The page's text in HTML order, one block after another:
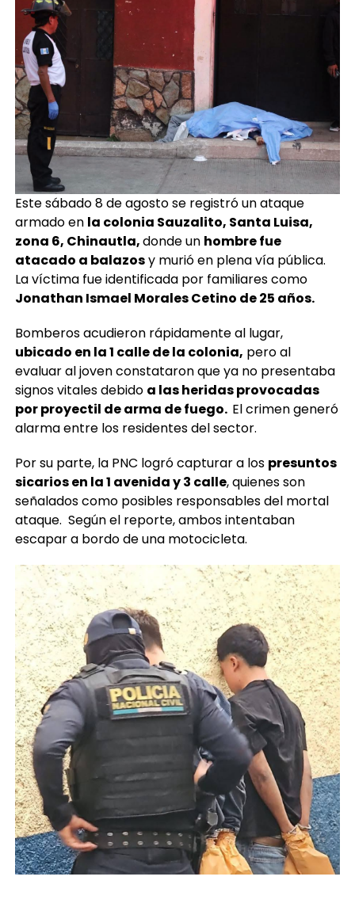
Este sábado 8 de agosto se registró un ataque
armado en la colonia Sauzalito, Santa Luisa,
zona 6, Chinautla,donde un hombre fue
atacado a balazosy murió en plena vía pública.
La víctima fue identificada por familiares como
Jonathan Ismael Morales Cetino de 25 años.
Bomberos acudieron rápidamente al lugar,
ubicado en la 1 calle de la colonia, pero al
evaluar al joven constataron que ya no presentaba
signos vitales debido a las heridas provocadas
por proyectil de arma de fuego. El crimen generó
alarma entre los residentes del sector.
Por su parte, la PNC logró capturar a los presuntos
sicarios en la 1 avenida y 3 calle, quienes son
señalados como posibles responsables del mortal
ataque. Según el reporte, ambos intentaban
escapar a bordo de una motocicleta.